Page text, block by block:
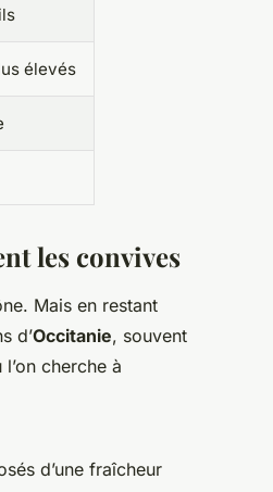
élevés
les convives
Mais en restant
d’Occitanie, souvent
cherche à
d’une fraîcheur